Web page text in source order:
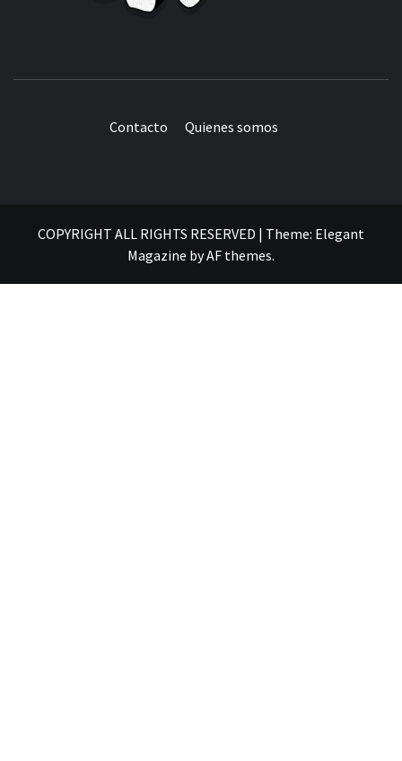
Contacto Quienes somos
COPYRIGHT ALL RIGHTS RESERVED | Theme: Elegant
Magazine byAF themes.